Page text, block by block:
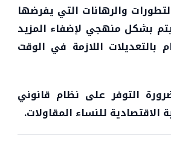
والرهانات التي يفرضها
بشكل منهجي لإضفاء المزيد
اللازمة في الوقت
التوفر على نظام قانوني
الاقتصادية للنساء المقاولات.